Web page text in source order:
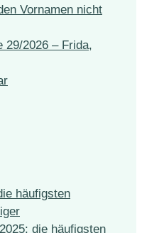
Vornamen nicht
29/2026 – Frida,
häufigsten
die häufigsten